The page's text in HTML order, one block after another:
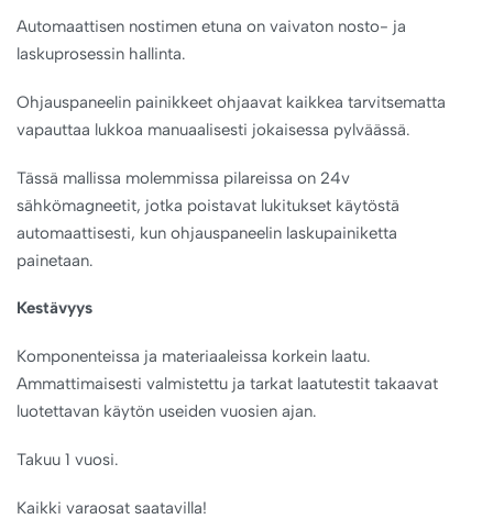
Automaattisen nostimen etuna on vaivaton nosto- ja
laskuprosessin hallinta.
Ohjauspaneelin painikkeet ohjaavat kaikkea tarvitsematta
vapauttaa lukkoa manuaalisesti jokaisessa pylväässä.
Tässä mallissa molemmissa pilareissa on 24v
sähkömagneetit, jotka poistavat lukitukset käytöstä
automaattisesti, kun ohjauspaneelin laskupainiketta
painetaan.
Kestävyys
Komponenteissa ja materiaaleissa korkein laatu.
Ammattimaisesti valmistettu ja tarkat laatutestit takaavat
luotettavan käytön useiden vuosien ajan.
Takuu 1 vuosi.
Kaikki varaosat saatavilla!